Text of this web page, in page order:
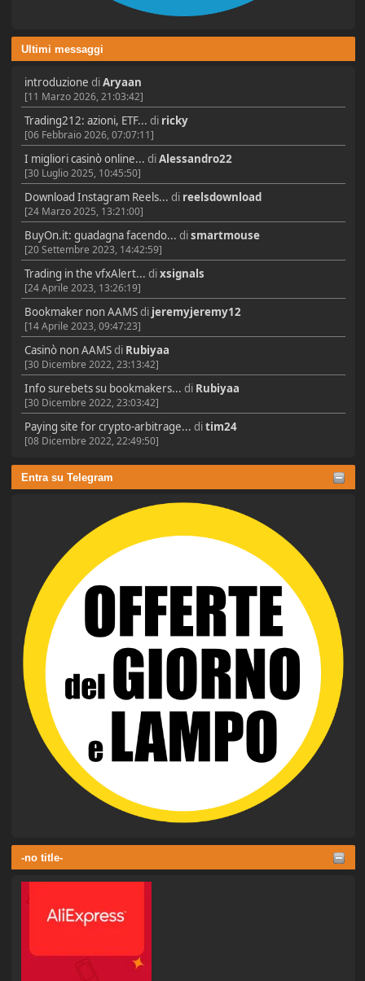
Ultimi messaggi
introduzione diAryaan
[11 Marzo 2026, 21:03:42]
Trading212: azioni, ETF... di ricky
[06 Febbraio 2026, 07:07:11]
I migliori casinò online... diAlessandro22
[30 Luglio 2025, 10:45:50]
Download Instagram Reels... di reelsdownload
[24 Marzo 2025, 13:21:00]
BuyOn.it: guadagna facendo... dismartmouse
[20 Settembre 2023, 14:42:59]
Trading in the vfxAlert... dixsignals
[24 Aprile 2023, 13:26:19]
Bookmaker non AAMSdi jeremyjeremy12
[14 Aprile 2023, 09:47:23]
Casinò non AAMSdi Rubiyaa
[30 Dicembre 2022, 23:13:42]
Info surebets su bookmakers... di Rubiyaa
[30 Dicembre 2022, 23:03:42]
Paying site for crypto-arbitrage... ditim24
[08 Dicembre 2022, 22:49:50]
Entra su Telegram
-no title-